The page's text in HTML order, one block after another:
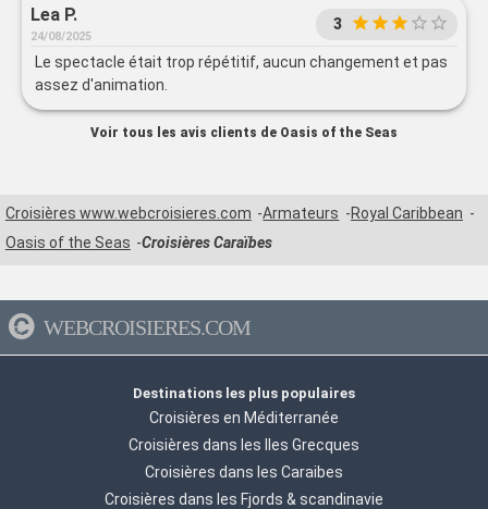
Lea P.
24/08/2025
3
Le spectacle était trop répétitif, aucun changement et pas
assez d'animation.
Voir tous les avis clients de Oasis of the Seas
Croisières www.webcroisieres.com Armateurs
Royal Caribbean
Oasis of the Seas
Croisières Caraïbes
WEBCROISIERES.COM
Destinations les plus populaires
Croisières en Méditerranée
Croisières dans les Iles Grecques
Croisières dans les Caraibes
Croisières dans les Fjords & scandinavie